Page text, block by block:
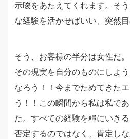
示唆をあたえてくれます。そ
な経験を活かせばいい、突然
そう、お客様の半分は女性だ。
その現実を自分のものにしよ
なろう！！今までためてきた
う！！この瞬間から私は私で
た。すべての経験を糧にいき
否定するのではなく、肯定し